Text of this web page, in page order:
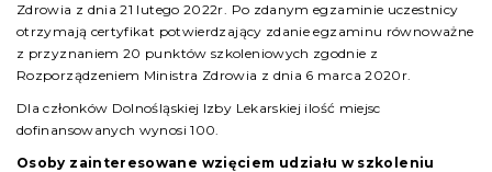
Zdrowia z dnia 21 lutego 2022r. Po zdanym egzaminie uczestnicy
otrzymają certyfikat potwierdzający zdanie egzaminu równoważne
z przyznaniem 20 punktów szkoleniowych zgodnie z
Rozporządzeniem Ministra Zdrowia z dnia 6 marca 2020r.
Dla członków Dolnośląskiej Izby Lekarskiej ilość miejsc
dofinansowanych wynosi 100.
Osoby zainteresowane wzięciem udziału w szkoleniu